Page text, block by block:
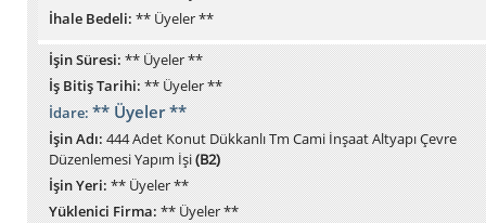
İhale Bedeli: ** Üyeler **
İşin Süresi:** Üyeler **
İş Bitiş Tarihi:** Üyeler **
İdare:** Üyeler **
İşin Adı:444 Adet Konut Dükkanlı Tm Cami İnşaat Altyapı Çevre
Düzenlemesi Yapım İşi(B2)
İşin Yeri:** Üyeler **
Yüklenici Firma:** Üyeler **